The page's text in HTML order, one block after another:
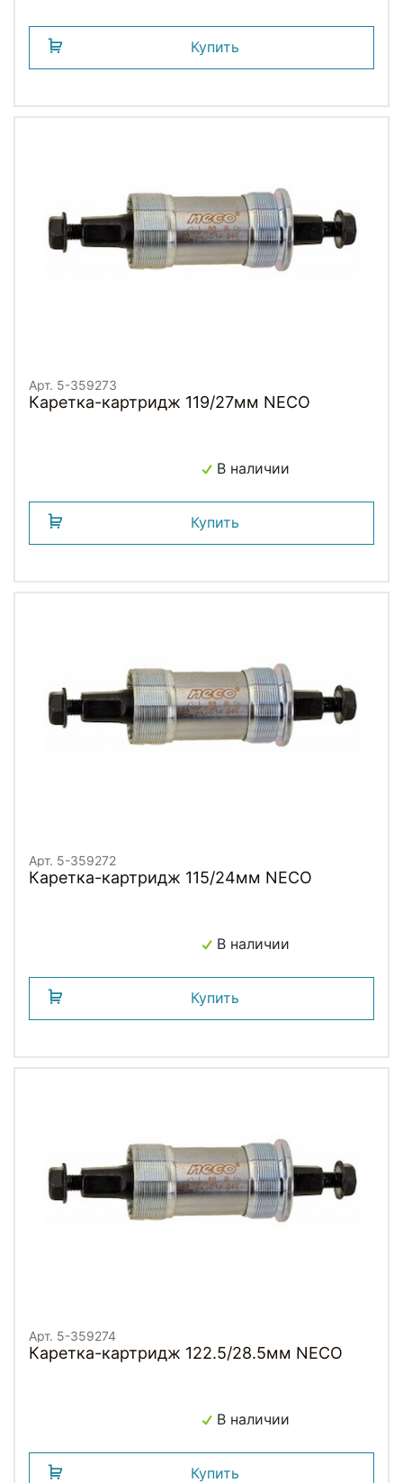
Купить
Арт. 5-359273
Каретка-картридж 119/27мм NECO
В наличии
Купить
Арт. 5-359272
Каретка-картридж 115/24мм NECO
В наличии
Купить
Арт. 5-359274
Каретка-картридж 122.5/28.5мм NECO
В наличии
Купить